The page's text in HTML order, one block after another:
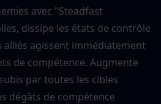
avec "Steadfast
dissipe les états de contrôle
alliés agissent immédiatement
de compétence. Augmente
par toutes les cibles
dégâts de compétence